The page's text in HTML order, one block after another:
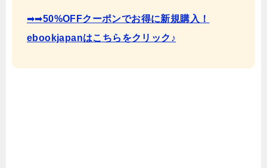
➡➡50%OFFクーポンでお得に新規購入！
ebookjapanはこちらをクリック♪